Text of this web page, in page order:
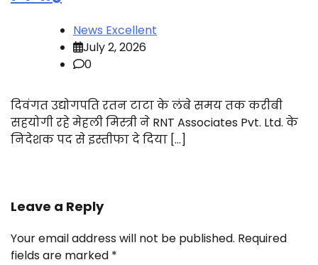
News Excellent
July 2, 2026
0
दिवंगत उद्योगपति रतन टाटा के लंबे समय तक करीबी
सहयोगी रहे मेहली मिस्त्री ने RNT Associates Pvt. Ltd. के
निदेशक पद से इस्तीफा दे दिया […]
Leave a Reply
Your email address will not be published. Required
fields are marked *